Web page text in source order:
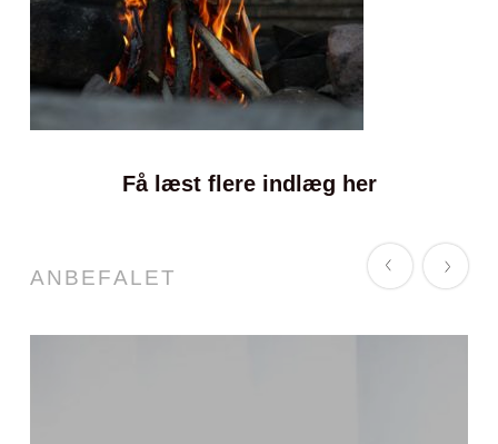
Få læst flere indlæg her
ANBEFALET